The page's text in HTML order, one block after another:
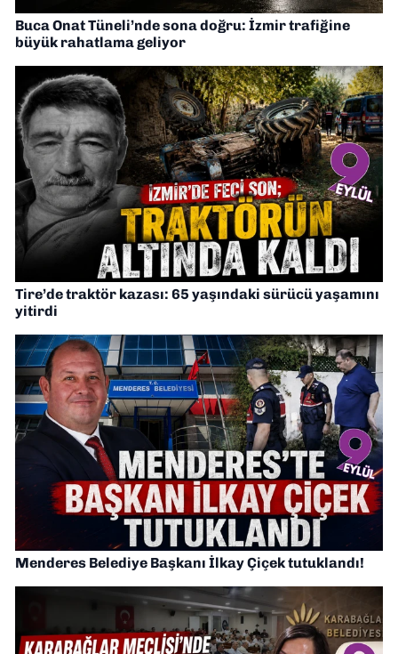
Buca Onat Tüneli’nde sona doğru: İzmir trafiğine
büyük rahatlama geliyor
Tire’de traktör kazası: 65 yaşındaki sürücü yaşamını
yitirdi
Menderes Belediye Başkanı İlkay Çiçek tutuklandı!